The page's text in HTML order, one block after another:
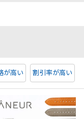
が高い 割引率が高い